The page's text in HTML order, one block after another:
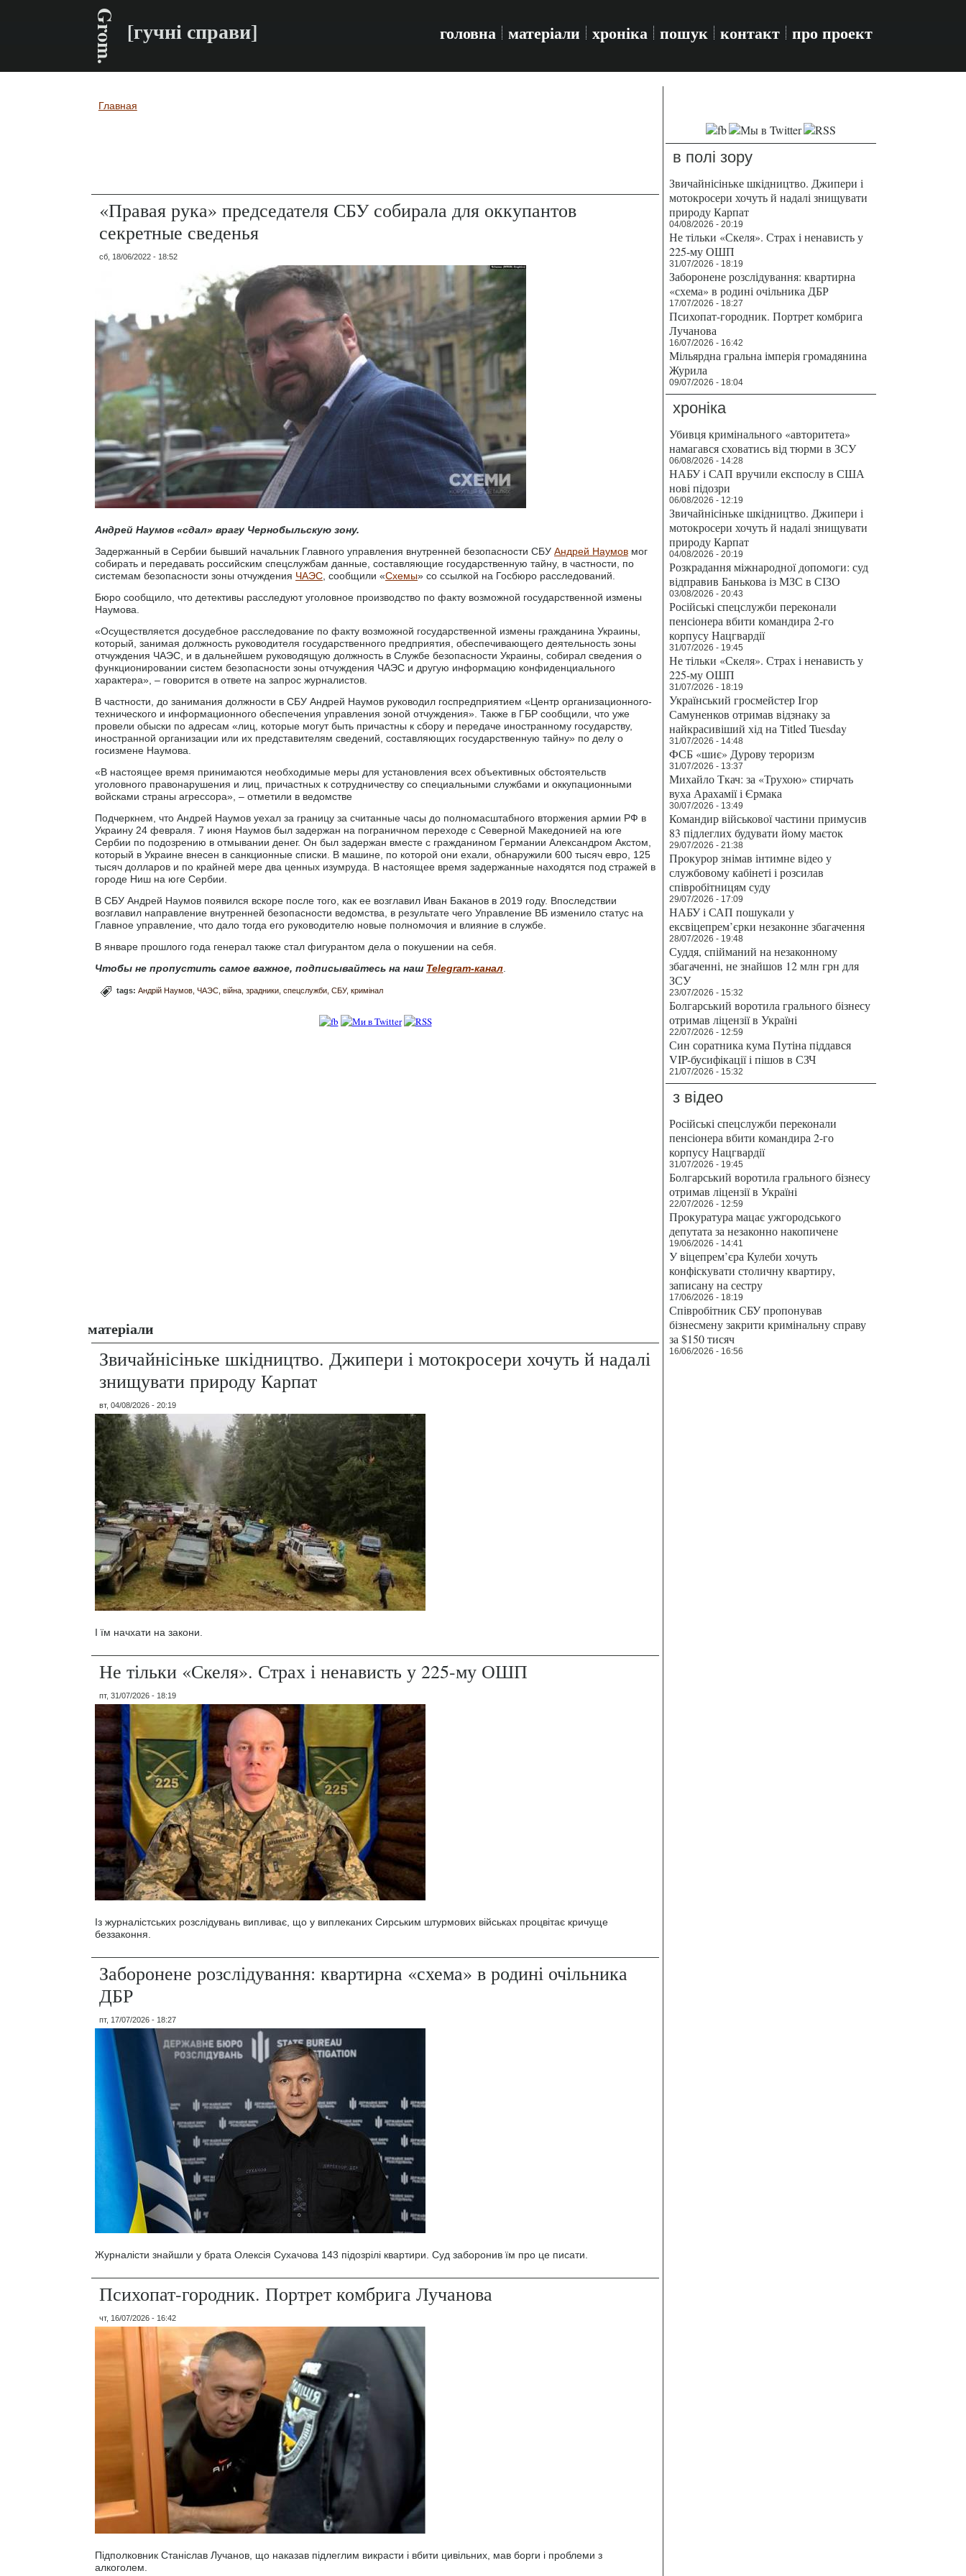
Grom. [гучні справи] головна матеріали хроніка пошук контакт про проект
Вы здесь
Главная
«Правая рука» председателя СБУ собирала для оккупантов
секретные сведенья
сб, 18/06/2022 - 18:52
Андрей Наумов «сдал» врагу Чернобыльскую зону.
Задержанный в Сербии бывший начальник Главного управления внутренней безопасности СБУ Андрей Наумов мог
собирать и передавать российским спецслужбам данные, составляющие государственную тайну, в частности, по
системам безопасности зоны отчуждения ЧАЭС , сообщили «Схемы» со ссылкой на Госбюро расследований.
Бюро сообщило, что детективы расследуют уголовное производство по факту возможной государственной измены
Наумова.
«Осуществляется досудебное расследование по факту возможной государственной измены гражданина Украины,
который, занимая должность руководителя государственного предприятия, обеспечивающего деятельность зоны
отчуждения ЧАЭС, и в дальнейшем руководящую должность в Службе безопасности Украины, собирал сведения о
функционировании систем безопасности зоны отчуждения ЧАЭС и другую информацию конфиденциального
характера», – говорится в ответе на запрос журналистов.
В частности, до занимания должности в СБУ Андрей Наумов руководил госпредприятием «Центр организационного-
технического и информационного обеспечения управления зоной отчуждения». Также в ГБР сообщили, что уже
провели обыски по адресам «лиц, которые могут быть причастны к сбору и передаче иностранному государству,
иностранной организации или их представителям сведений, составляющих государственную тайну» по делу о
госизмене Наумова.
«В настоящее время принимаются необходимые меры для установления всех объективных обстоятельств
уголовного правонарушения и лиц, причастных к сотрудничеству со специальными службами и оккупационными
войсками страны агрессора», – отметили в ведомстве
Подчеркнем, что Андрей Наумов уехал за границу за считанные часы до полномасштабного вторжения армии РФ в
Украину 24 февраля. 7 июня Наумов был задержан на пограничном переходе с Северной Македонией на юге
Сербии по подозрению в отмывании денег. Он был задержан вместе с гражданином Германии Александром Акстом,
который в Украине внесен в санкционные списки. В машине, по которой они ехали, обнаружили 600 тысяч евро, 125
тысяч долларов и по крайней мере два ценных изумруда. В настоящее время задержанные находятся под стражей в
городе Ниш на юге Сербии.
В СБУ Андрей Наумов появился вскоре после того, как ее возглавил Иван Баканов в 2019 году. Впоследствии
возглавил направление внутренней безопасности ведомства, в результате чего Управление ВБ изменило статус на
Главное управление, что дало тогда его руководителю новые полномочия и влияние в службе.
В январе прошлого года генерал также стал фигурантом дела о покушении на себя.
Чтобы не пропустить самое важное, подписывайтесь на наш Telegram-канал
tags: Андрій Наумов ЧАЭС війна зрадники спецслужби СБУ кримінал
матеріали
Звичайнісіньке шкідництво. Джипери і мотокросери хочуть й надалі
знищувати природу Карпат
вт, 04/08/2026 - 20:19
І їм начхати на закони.
Не тільки «Скеля». Страх і ненависть у 225-му ОШП
пт, 31/07/2026 - 18:19
Із журналістських розслідувань випливає, що у виплеканих Сирським штурмових військах процвітає кричуще
беззаконня.
Заборонене розслідування: квартирна «схема» в родині очільника
ДБР
пт, 17/07/2026 - 18:27
Журналісти знайшли у брата Олексія Сухачова 143 підозрілі квартири. Суд заборонив їм про це писати.
Психопат-городник. Портрет комбрига Лучанова
чт, 16/07/2026 - 16:42
Підполковник Станіслав Лучанов, що наказав підлеглим викрасти і вбити цивільних, мав борги і проблеми з
алкоголем.
в полі зору
Звичайнісіньке шкідництво. Джипери і
мотокросери хочуть й надалі знищувати
природу Карпат
04/08/2026 - 20:19
Не тільки «Скеля». Страх і ненависть у
225-му ОШП
31/07/2026 - 18:19
Заборонене розслідування: квартирна
«схема» в родині очільника ДБР
17/07/2026 - 18:27
Психопат-городник. Портрет комбрига
Лучанова
16/07/2026 - 16:42
Мільярдна гральна імперія громадянина
Журила
09/07/2026 - 18:04
хроніка
Убивця кримінального «авторитета»
намагався сховатись від тюрми в ЗСУ
06/08/2026 - 14:28
НАБУ і САП вручили експослу в США
нові підозри
06/08/2026 - 12:19
Звичайнісіньке шкідництво. Джипери і
мотокросери хочуть й надалі знищувати
природу Карпат
04/08/2026 - 20:19
Розкрадання міжнародної допомоги: суд
відправив Банькова із МЗС в СІЗО
03/08/2026 - 20:43
Російські спецслужби переконали
пенсіонера вбити командира 2-го
корпусу Нацгвардії
31/07/2026 - 19:45
Не тільки «Скеля». Страх і ненависть у
225-му ОШП
31/07/2026 - 18:19
Український гросмейстер Ігор
Самуненков отримав відзнаку за
найкрасивіший хід на Titled Tuesday
31/07/2026 - 14:48
ФСБ «шиє» Дурову тероризм
31/07/2026 - 13:37
Михайло Ткач: за «Трухою» стирчать
вуха Арахамії і Єрмака
30/07/2026 - 13:49
Командир військової частини примусив
83 підлеглих будувати йому маєток
29/07/2026 - 21:38
Прокурор знімав інтимне відео у
службовому кабінеті і розсилав
співробітницям суду
29/07/2026 - 17:09
НАБУ і САП пошукали у
ексвіцепрем’єрки незаконне збагачення
28/07/2026 - 19:48
Суддя, спійманий на незаконному
збагаченні, не знайшов 12 млн грн для
ЗСУ
23/07/2026 - 15:32
Болгарський воротила грального бізнесу
отримав ліцензії в Україні
22/07/2026 - 12:59
Син соратника кума Путіна піддався
VIP-бусифікації і пішов в СЗЧ
21/07/2026 - 15:32
з відео
Російські спецслужби переконали
пенсіонера вбити командира 2-го
корпусу Нацгвардії
31/07/2026 - 19:45
Болгарський воротила грального бізнесу
отримав ліцензії в Україні
22/07/2026 - 12:59
Прокуратура мацає ужгородського
депутата за незаконно накопичене
19/06/2026 - 14:41
У віцепрем’єра Кулеби хочуть
конфіскувати столичну квартиру,
записану на сестру
17/06/2026 - 18:19
Співробітник СБУ пропонував
бізнесмену закрити кримінальну справу
за $150 тисяч
16/06/2026 - 16:56